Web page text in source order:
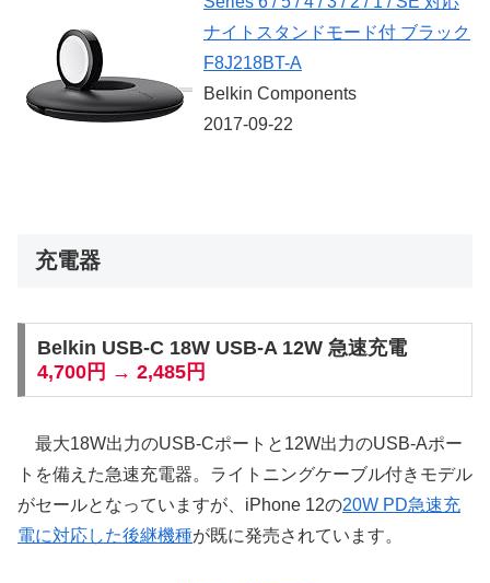
ナイトスタンドモード付 ブラック
F8J218BT-A
Belkin Components
2017-09-22
充電器
Belkin USB-C 18W USB-A 12W 急速充電
4,700円 → 2,485円
最大18W出力のUSB-Cポートと12W出力のUSB-Aポー
トを備えた急速充電器。ライトニングケーブル付きモデル
がセールとなっていますが、iPhone 12の20W PD急速充
電に対応した後継機種が既に発売されています。